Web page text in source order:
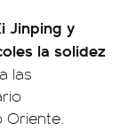
Jinping y
la solidez
las
Oriente.